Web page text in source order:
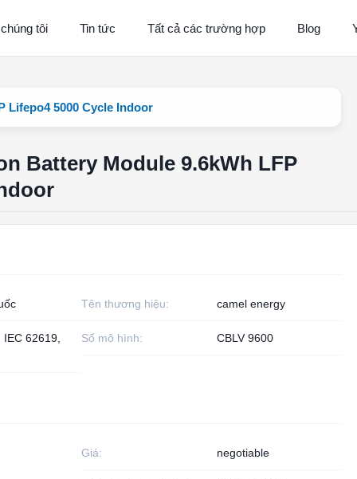
tôi Tin tức Tất cả các trường hợp Blog
Lifepo4 5000 Cycle Indoor
Battery Module 9.6kWh LFP
Tên thương hiệu: camel energy
IEC 62619,
Số mô hình: CBLV 9600
Giá: negotiable